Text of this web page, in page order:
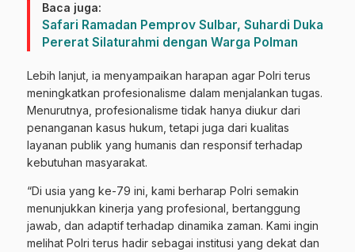
Baca juga:
Safari Ramadan Pemprov Sulbar, Suhardi Duka
Pererat Silaturahmi dengan Warga Polman
Lebih lanjut, ia menyampaikan harapan agar Polri terus
meningkatkan profesionalisme dalam menjalankan tugas.
Menurutnya, profesionalisme tidak hanya diukur dari
penanganan kasus hukum, tetapi juga dari kualitas
layanan publik yang humanis dan responsif terhadap
kebutuhan masyarakat.
“Di usia yang ke-79 ini, kami berharap Polri semakin
menunjukkan kinerja yang profesional, bertanggung
jawab, dan adaptif terhadap dinamika zaman. Kami ingin
melihat Polri terus hadir sebagai institusi yang dekat dan